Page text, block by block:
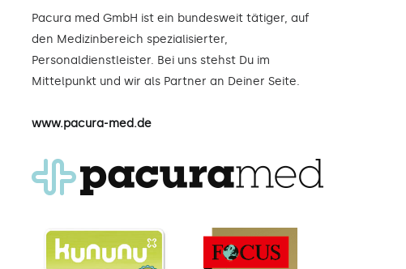
Pacura med GmbH ist ein bundesweit tätiger, auf
den Medizinbereich spezialisierter,
Personaldienstleister. Bei uns stehst Du im
Mittelpunkt und wir als Partner an Deiner Seite.
www.pacura-med.de